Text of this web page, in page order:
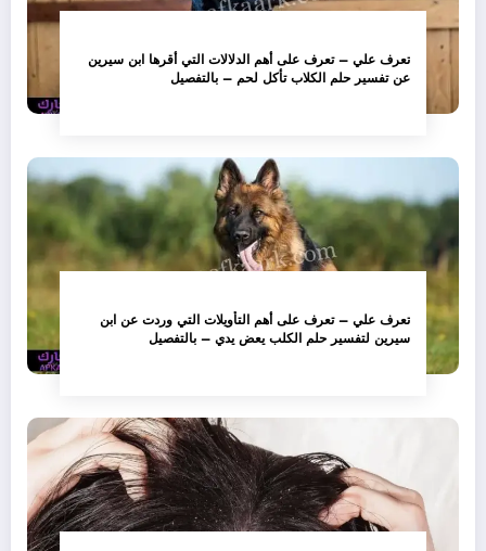
تعرف علي – تعرف على أهم الدلالات التي أقرها ابن سيرين
عن تفسير حلم الكلاب تأكل لحم – بالتفصيل
تعرف علي – تعرف على أهم التأويلات التي وردت عن ابن
سيرين لتفسير حلم الكلب يعض يدي – بالتفصيل